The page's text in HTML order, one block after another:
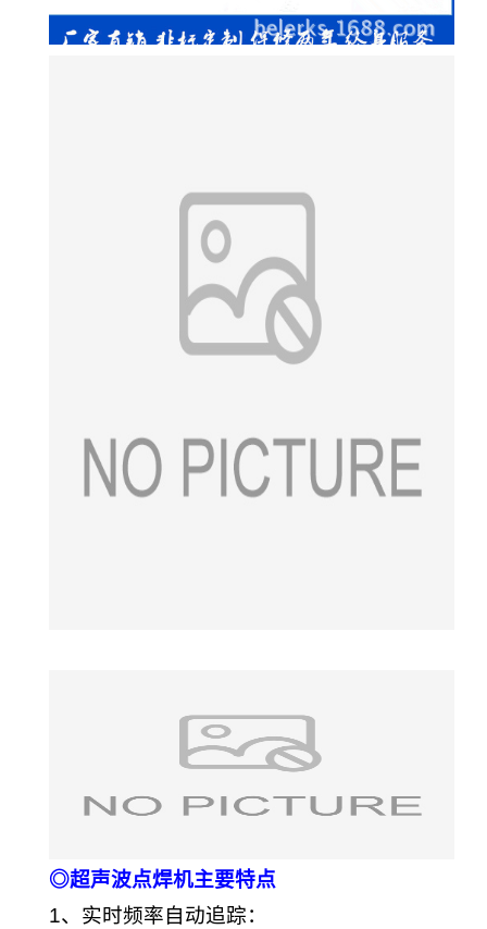
◎超声波点焊机主要特点
1、实时频率自动追踪：